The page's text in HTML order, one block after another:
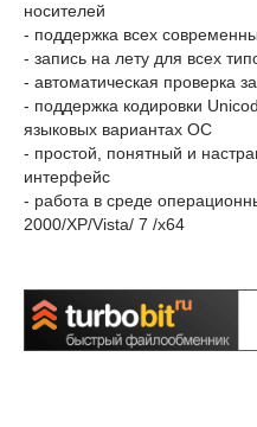
носителей
- поддержка всех
- запись на лету для всех
- автоматическая проверка
- поддержка кодировки
языковых вариантах ОС
- простой, понятный и
интерфейс
- работа в среде
2000/XP/Vista/ 7 /х64